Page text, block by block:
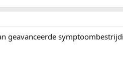
geavanceerde